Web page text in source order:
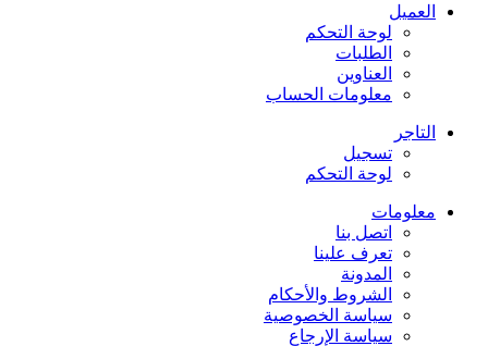
العميل
لوحة التحكم
الطلبات
العناوين
معلومات الحساب
التاجر
تسجيل
لوحة التحكم
معلومات
اتصل بنا
تعرف علينا
المدونة
الشروط والأحكام
سياسة الخصوصية
سياسة الإرجاع